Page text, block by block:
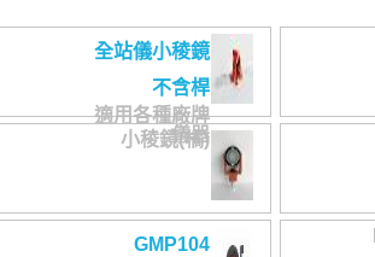
全站儀小稜鏡
不含桿
適用各種廠牌
儀器
小稜鏡(橘)
GMP104